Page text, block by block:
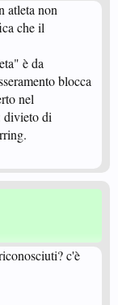
atleta non
che il
è da
blocca
nel
divieto di
c'è